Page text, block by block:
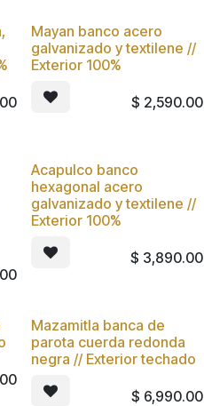
Nuevo
Mayan banco acero
galvanizado y textilene //
Exterior 100%
$ 2,590.00
Nuevo
Acapulco banco
hexagonal acero
galvanizado y textilene //
Exterior 100%
$ 3,890.00
Mazamitla banca de
parota cuerda redonda
negra // Exterior techado
$ 6,990.00